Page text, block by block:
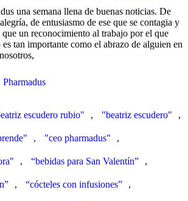
una semana llena de buenas noticias. De
de entusiasmo de ese que se contagia y
que un reconocimiento al trabajo por el que
es tan importante como el abrazo de alguien en
Pharmadus
escudero rubio" , "beatriz escudero" ,
, "ceo pharmadus" ,
, “bebidas para San Valentín” ,
, “cócteles con infusiones” ,